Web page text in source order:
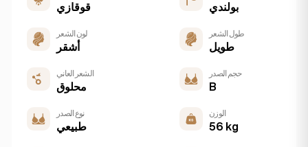
قوقازي بولندي
لون الشعر
أشقر
طول الشعر
طويل
الشعر العاني
محلوق
حجم الصدر
B
نوع الصدر
طبيعي
الوزن
56 kg